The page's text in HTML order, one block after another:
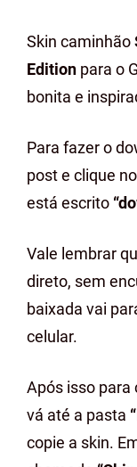
Skin caminhão
Edition para o
bonita e
Para fazer o
post e clique
está escrito
Vale lembrar
direto, sem
baixada vai
celular.
Após isso para
vá até a pasta
copie a skin.